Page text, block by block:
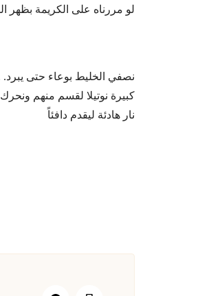
لو مررناه على الكريمة بظهر
نصفي الخليط بوعاء حتى يبرد.
كبيرة نوتيلا لقسم منهم
نار هادئة ليقدم دافئاً